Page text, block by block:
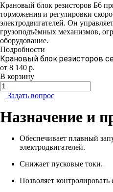
Крановый блок резисторов Б6
торможения и регулировки
электродвигателей. Он
грузоподъёмных механизмов,
оборудование.
Подробности
Крановый блок резисторов
от 8 140 р.
В корзину
Задать вопрос
Назначение и
Обеспечивает плавный
электродвигателей.
Снижает пусковые токи.
Позволяет контролировать